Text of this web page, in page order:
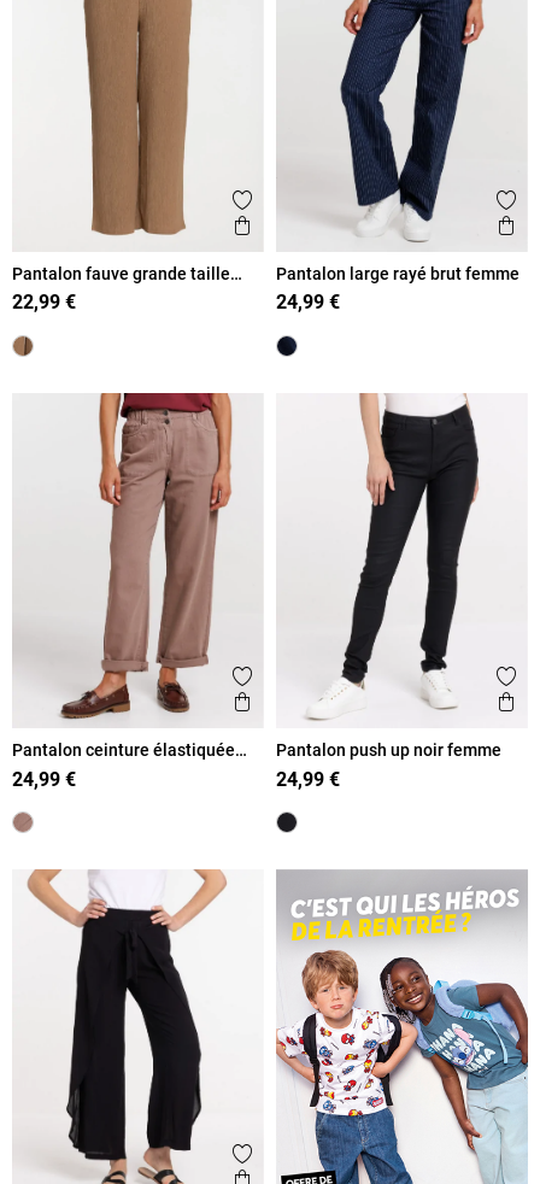
Ajouter aux favoris
Aperçu rapide
Pantalon fauve grande taille
femme
22,99 €
Pantalon large rayé brut femme
24,99 €
Ajouter aux favoris
Aperçu rapide
Pantalon ceinture élastiquée
femme
24,99 €
Pantalon push up noir femme
24,99 €
Ajouter aux favoris